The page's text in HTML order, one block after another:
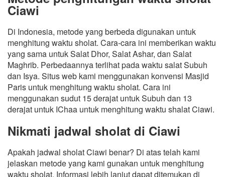
Ciawi
Di Indonesia, metode yang berbeda digunakan untuk
menghitung waktu sholat. Cara-cara ini memberikan waktu
yang sama untuk Salat Dhor, Salat Ashar, dan Salat
Maghrib. Perbedaannya terlihat pada waktu salat Subuh
dan Isya. Situs web kami menggunakan konvensi Masjid
Paris untuk menghitung waktu sholat. Cara ini
menggunakan sudut 15 derajat untuk Subuh dan 13
derajat untuk IChaa untuk menghitung waktu shalat Ciawi.
Nikmati jadwal sholat di Ciawi
Apakah jadwal sholat Ciawi benar? Di atas telah kami
jelaskan metode yang kami gunakan untuk menghitung
waktu sholat. Informasi lebih lanjut dapat ditemukan di